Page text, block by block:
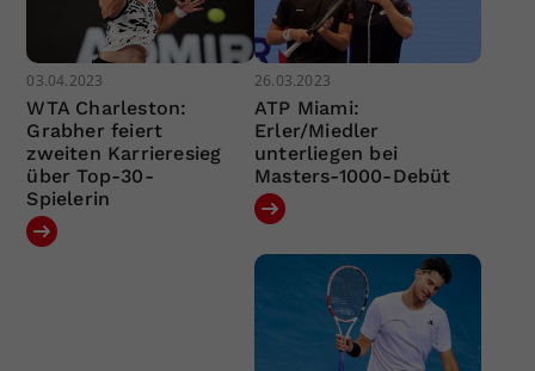
03.04.2023
WTA Charleston:
Grabher feiert
zweiten Karrieresieg
über Top-30-
Spielerin
26.03.2023
ATP Miami:
Erler/Miedler
unterliegen bei
Masters-1000-Debüt